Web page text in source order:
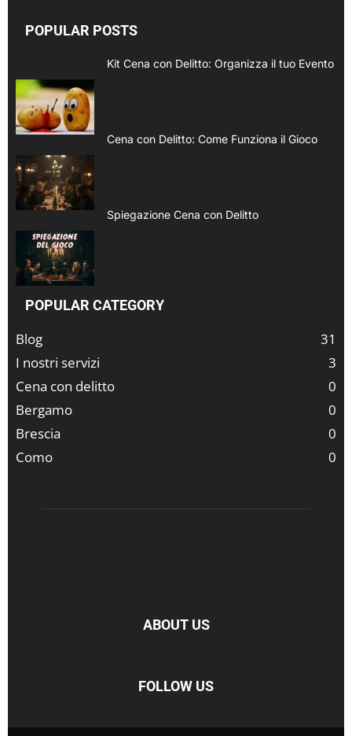
POPULAR POSTS
Kit Cena con Delitto: Organizza il tuo Evento
Cena con Delitto: Come Funziona il Gioco
Spiegazione Cena con Delitto
POPULAR CATEGORY
Blog
31
I nostri servizi
3
Cena con delitto
0
Bergamo
0
Brescia
0
Como
0
ABOUT US
FOLLOW US